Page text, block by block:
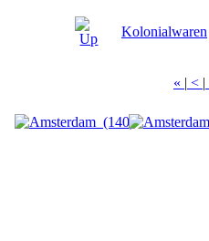
Kolonialwaren
« | < |